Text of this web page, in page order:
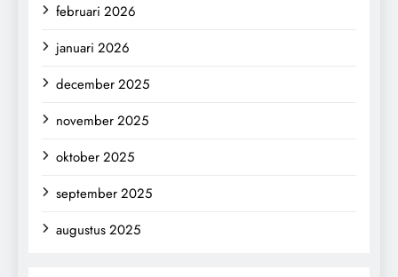
februari 2026
januari 2026
december 2025
november 2025
oktober 2025
september 2025
augustus 2025